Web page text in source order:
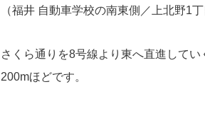
（福井 自動車学校の南東側／上北野1
さくら通りを8号線より東へ直進して
200mほどです。